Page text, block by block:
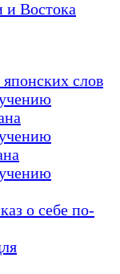
Востока
слов
о себе по-